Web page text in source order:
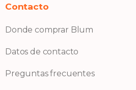
Contacto
Donde comprar Blum
Datos de contacto
Preguntas frecuentes